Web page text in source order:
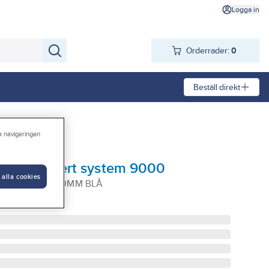
Logga in
Orderrader: 0
Beställ direkt
Allibert system 9000
500X230X150MM BLÅ
navigeringen
alla cookies